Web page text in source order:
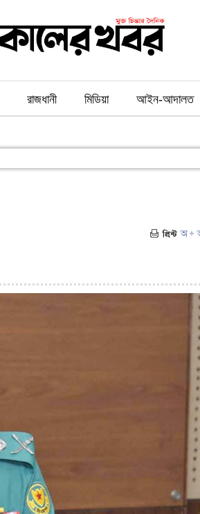
রাজধানী মিডিয়া আইন-আদালত